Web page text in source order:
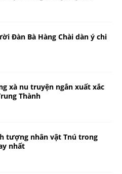
Đàn Bà Hàng Chài dàn ý chi
xà nu truyện ngắn xuất xắc
Thành
tượng nhân vật Tnú trong
nhất